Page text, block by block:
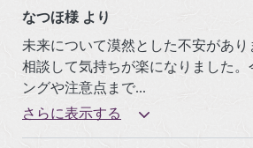
なつほ様 より
未来について漠然とした不安があり
相談して気持ちが楽になりました。
ングや注意点まで...
さらに表示する